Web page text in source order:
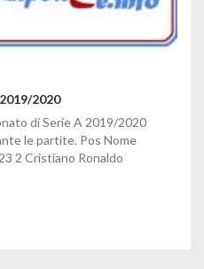
2020
di Serie A 2019/2020
le partite. Pos Nome
2 Cristiano Ronaldo